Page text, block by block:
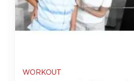
WORKOUT